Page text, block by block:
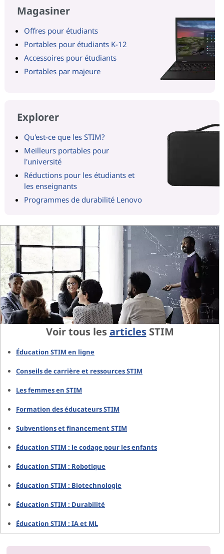
Magasiner
Offres pour étudiants
Portables pour étudiants K-12
Accessoires pour étudiants
Portables par majeure
Explorer
Qu'est-ce que les STIM?
Meilleurs portables pour
l'université
Réductions pour les étudiants et
les enseignants
Programmes de durabilité Lenovo
Voir tous lesarticlesSTIM
Éducation STIM en ligne
Conseils de carrière et ressources STIM
Les femmes en STIM
Formation des éducateurs STIM
Subventions et financement STIM
Éducation STIM : le codage pour les enfants
Éducation STIM : Robotique
Éducation STIM : Biotechnologie
Éducation STIM : Durabilité
Éducation STIM : IA et ML